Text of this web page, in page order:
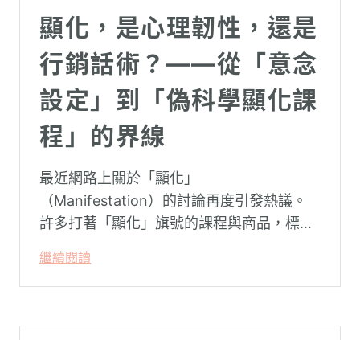
顯化，是心理韌性，還是
行銷話術？——從「意念
設定」到「偽科學顯化課
程」的界線
最近網路上關於「顯化」
（Manifestation）的討論再度引發熱議。
許多打著「顯化」旗號的課程與商品，標榜
能吸引財富、關係與健康。這類論述聽起來
療癒，卻經常缺乏實證基礎，甚至可能對正
繼續閱讀